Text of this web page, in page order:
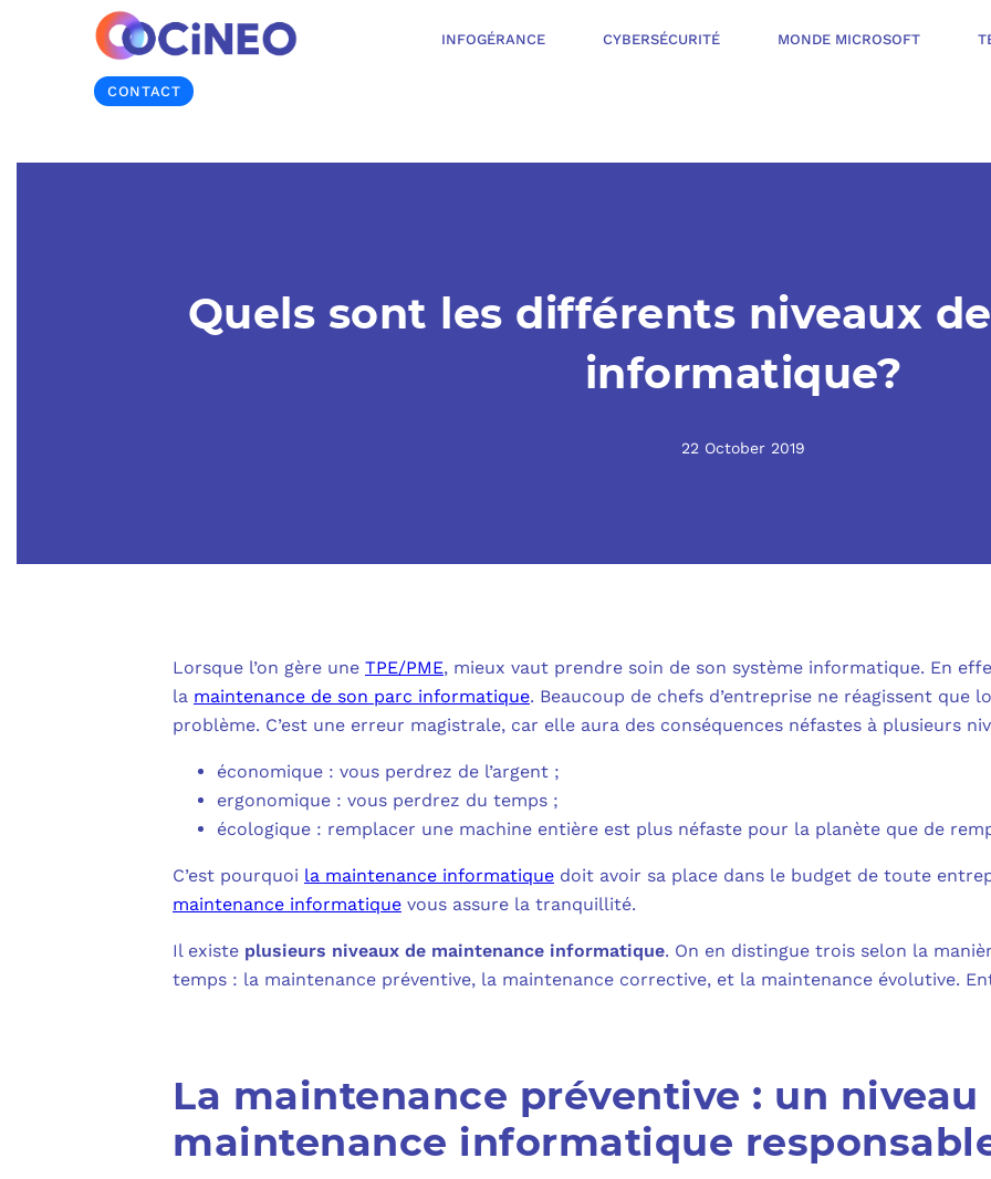
INFOGÉRANCE CYBERSÉCURITÉ MONDE MICROSOFT
CONTACT
Quels sont les différents niveaux
informatique?
22 October 2019
Lorsque l’on gère une TPE/PME, mieux vaut prendre soin de son système informatique. En
la maintenance de son parc informatique. Beaucoup de chefs d’entreprise ne réagissent que
problème. C’est une erreur magistrale, car elle aura des conséquences néfastes à plusieurs
économique : vous perdrez de l’argent ;
ergonomique : vous perdrez du temps ;
écologique : remplacer une machine entière est plus néfaste pour la planète que de
C’est pourquoi la maintenance informatique doit avoir sa place dans le budget de toute
maintenance informatique vous assure la tranquillité.
Il existe plusieurs niveaux de maintenance informatique. On en distingue trois selon la
temps : la maintenance préventive, la maintenance corrective, et la maintenance évolutive.
La maintenance préventive : un niveau
maintenance informatique
INFOGÉRANCE
VOTRE
NOTRE
MONDE
MICROSOFT
MICROSOFT
MICROSOFT
BUREAU
LE CLOUD SUR
SAUVEGARDE
À PROPOS
RSE
BLOG